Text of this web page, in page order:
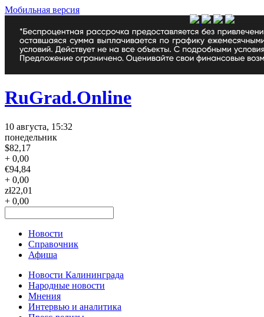
Мобильная версия
RuGrad.Online
10 августа, 15:32
понедельник
$82,17
+ 0,00
€94,84
+ 0,00
zł22,01
+ 0,00
Новости
Справочник
Афиша
Новости Калининграда
Народные новости
Мнения
Интервью и аналитика